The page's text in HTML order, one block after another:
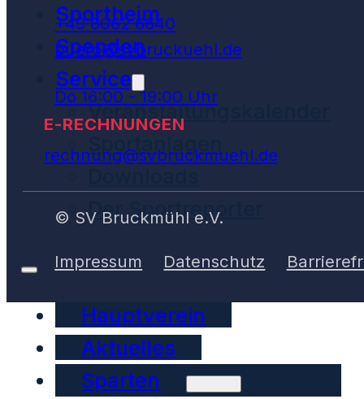
Sportheim
Spenden
Service
Veranstaltungskalender
Sportanlagen
Der Sportreporter
Hauptverein
Aktuelles
Sparten
+49 8062 6640
buero@svbruckuehl.de
Do 16:00 - 19:00 Uhr
E-RECHNUNGEN
rechnung@svbruckmuehl.de
© SV Bruckmühl e.V.
Impressum Datenschutz